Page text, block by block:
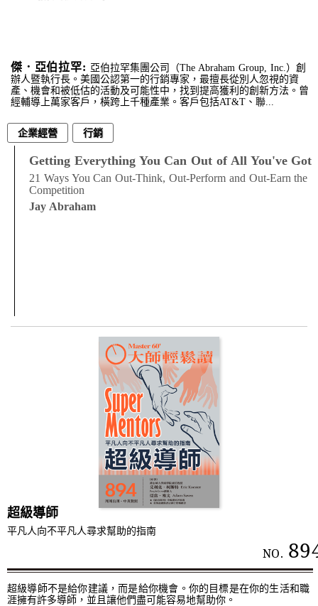
傑．亞伯拉罕: 亞伯拉罕集團公司（The Abraham Group, Inc.）創
辦人暨執行長。美國公認第一的行銷專家，最擅長從別人忽視的資
產、機會和被低估的活動及可能性中，找到提高獲利的創新方法。曾
經輔導上萬家客戶，橫跨上千種產業。客戶包括AT&T、聯...
企業經營 行銷
Getting Everything You Can Out of All You've Got
21 Ways You Can Out-Think, Out-Perform and Out-Earn the
Competition
Jay Abraham
超級導師
平凡人向不平凡人尋求幫助的指南
NO.
超級導師不是給你建議，而是給你機會。你的目標是在你的生活和職
涯擁有許多導師，並且讓他們盡可能容易地幫助你。